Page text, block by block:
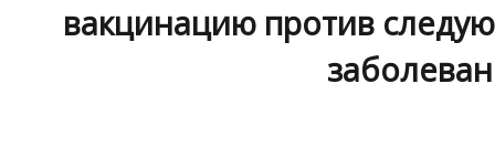
вакцинацию против